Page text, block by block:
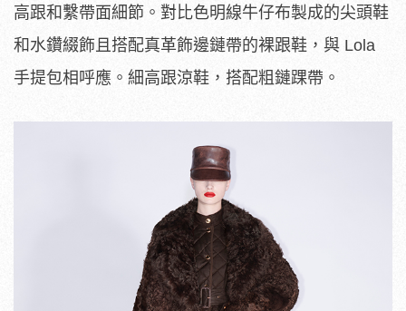
高跟和繫帶面細節。對比色明線牛仔布製成的尖頭鞋
和水鑽綴飾且搭配真革飾邊鏈帶的裸跟鞋，與 Lola
手提包相呼應。細高跟涼鞋，搭配粗鏈踝帶。